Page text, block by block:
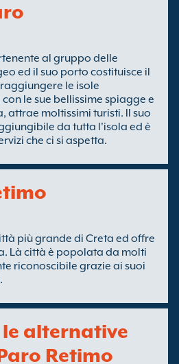
al gruppo delle
ed il suo porto costituisce il
le isole
le sue bellissime spiagge e
attrae moltissimi turisti. Il suo
da tutta l'isola ed è
che ci si aspetta.
più grande di Creta ed offre
Là città è popolata da molti
riconoscibile grazie ai suoi
alternative
Retimo